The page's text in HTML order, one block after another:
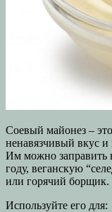
Соевый майонез –
ненавязчивый вкус
Им можно заправить
году, веганскую
или горячий борщик.
Используйте его для: